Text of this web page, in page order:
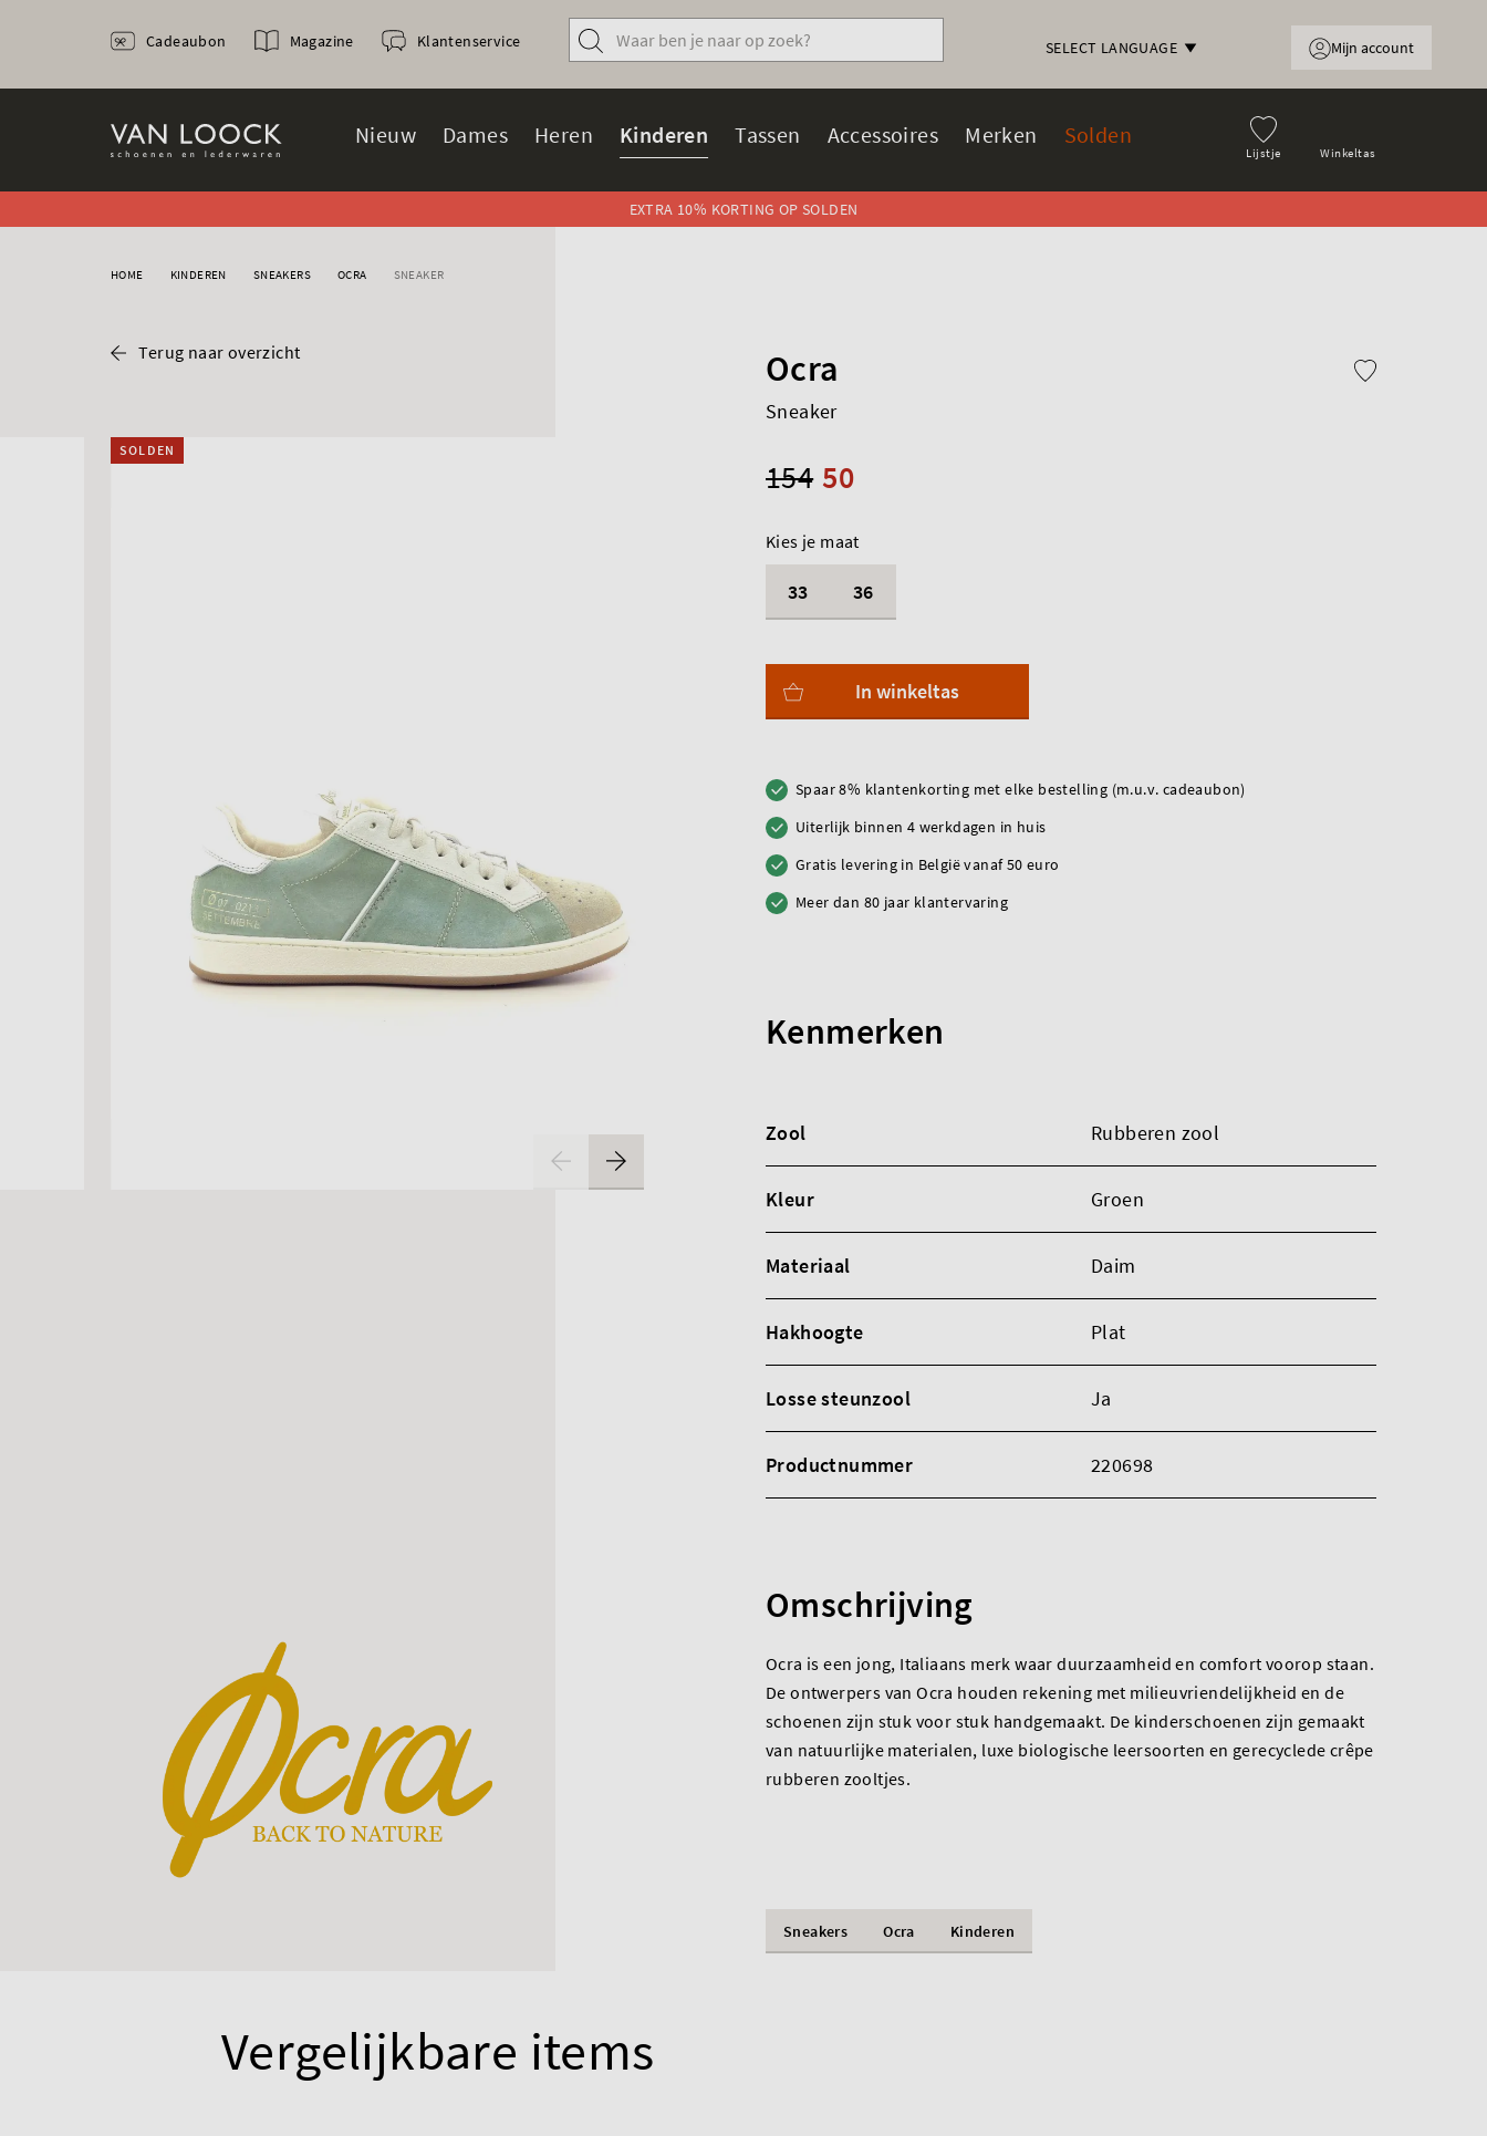
SELECT LANGUAGE
Lijstje Winkeltas
Nieuw Dames Heren Kinderen Tassen Accessoires Merken Solden
Cadeaubon Magazine Klantenservice Mijn account
EXTRA 10% KORTING OP SOLDEN
HOME KINDEREN SNEAKERS OCRA SNEAKER
Terug naar overzicht
SOLDEN
Ocra
Sneaker
50
154
Kies je maat
33 36
In winkeltas
Spaar 8% klantenkorting met elke bestelling (m.u.v. cadeaubon)
Uiterlijk binnen 4 werkdagen in huis
Gratis levering in België vanaf 50 euro
Meer dan 80 jaar klantervaring
Kenmerken
Zool Rubberen zool
Kleur Groen
Materiaal Daim
Hakhoogte Plat
Losse steunzool Ja
Productnummer 220698
Omschrijving
Ocra is een jong, Italiaans merk waar duurzaamheid en comfort voorop staan.
De ontwerpers van Ocra houden rekening met milieuvriendelijkheid en de
schoenen zijn stuk voor stuk handgemaakt. De kinderschoenen zijn gemaakt
van natuurlijke materialen, luxe biologische leersoorten en gerecyclede crêpe
rubberen zooltjes.
Sneakers Ocra Kinderen
Vergelijkbare items